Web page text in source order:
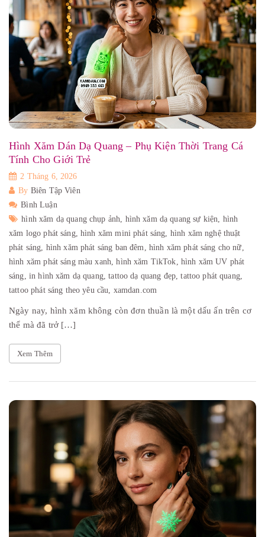
Hình Xăm Dán Dạ Quang – Phụ Kiện Thời Trang Cá
Tính Cho Giới Trẻ
2 Tháng 6, 2026
By Biên Tập Viên
Bình Luận
hình xăm dạ quang chụp ảnh, hình xăm dạ quang sự kiện, hình
xăm logo phát sáng,hình xăm mini phát sáng, hình xăm nghệ thuật
phát sáng, hình xăm phát sáng ban đêm, hình xăm phát sáng cho nữ,
hình xăm phát sáng màu xanh,hình xăm TikTok, hình xăm UV phát
sáng, in hình xăm dạ quang,tattoo dạ quang đẹp,tattoo phát quang,
tattoo phát sáng theo yêu cầu, xamdan.com
Ngày nay, hình xăm không còn đơn thuần là một dấu ấn trên cơ
thể mà đã trở […]
Xem Thêm